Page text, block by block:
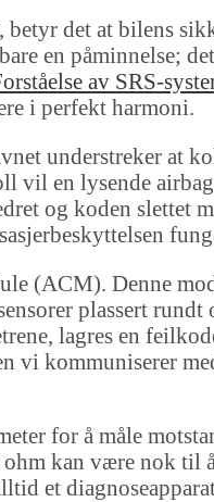
det at bilens
en påminnelse;
av SRS-
i perfekt harmoni.
understreker at
vil en lysende
og koden slettet
(ACM). Denne
plassert
lagres en
vi kommuniserer
for å måle
kan være nok til
et